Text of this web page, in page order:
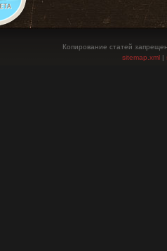
Копирование статей
sitemap.xml |